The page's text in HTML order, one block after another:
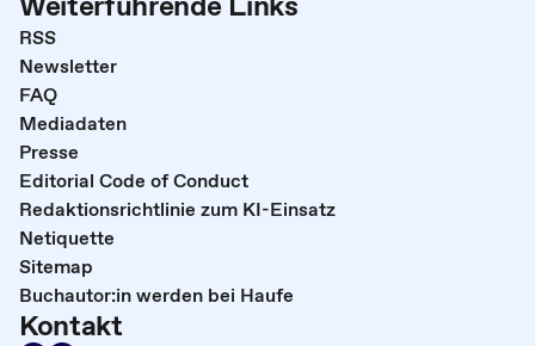
RSS
Newsletter
FAQ
Mediadaten
Presse
Editorial Code of Conduct
Redaktionsrichtlinie zum KI-Einsatz
Netiquette
Sitemap
Buchautor:in werden bei Haufe
Kontakt